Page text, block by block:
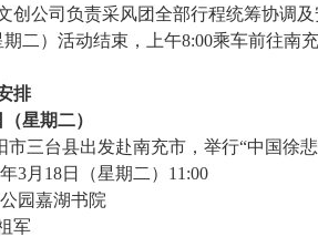
创公司负责采风团全部行程统筹协调
二）活动结束，上午8:00乘车前往南充
排
星期二）
市三台县出发赴南充市，举行“中国徐
3月18日（星期二）11:00
园嘉湖书院
军